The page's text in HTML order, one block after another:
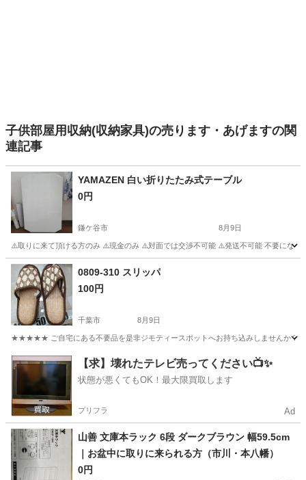
子供部屋用収納(収納家具)の売ります・あげますの関
連記事
YAMAZEN 白い折りたたみ式テーブル
0円
鎌ケ谷市 8月9日
⚠️取りに来て頂ける方のみ ⚠️現金のみ ⚠️対面では交渉不可能 ⚠️発送不可能 不要になる
千葉 鎌ケ谷市 0809-310 スリッパ
100円
千葉市 8月9日
★★★★★ ご自宅にある不要品を是非ジモティースポットへお持ち込みしませんか？
千葉 千葉市 インテリア雑貨/小物 現地
【求】壊れたテレビ売ってください📺✨
状態が悪くてもOK！最大限買取します
プリフラ Ad
山善 文庫本ラック 6段 ダークブラウン 幅59.5cm
｜お盆中に取りに来られる方（市川・本八幡）
0円